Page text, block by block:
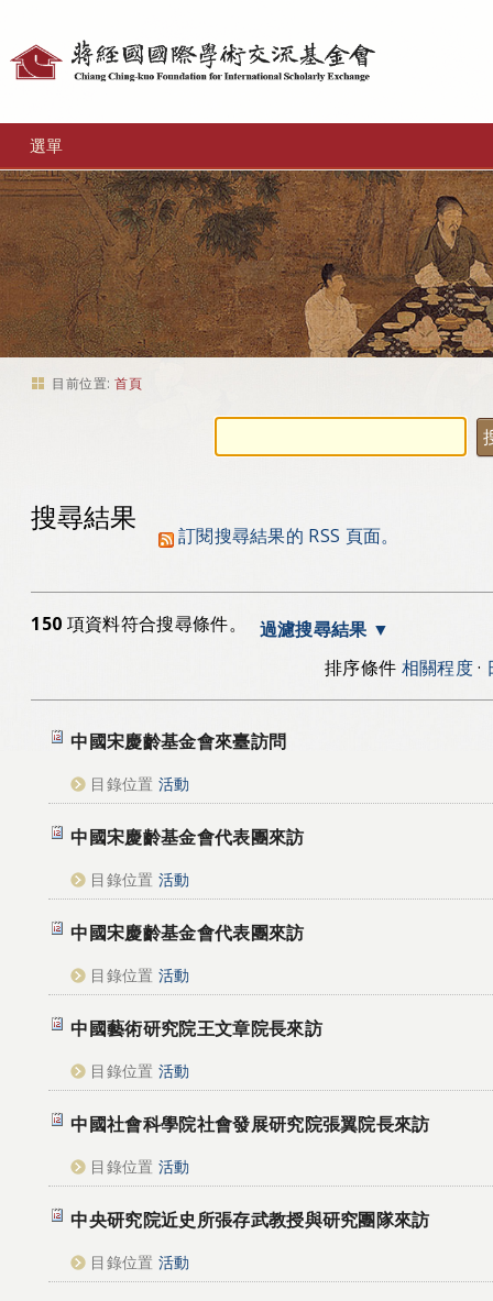
選單
目前位置: 首頁
搜尋結果
訂閱搜尋結果的 RSS 頁面。
150 項資料符合搜尋條件。
過濾搜尋結果
排序條件 相關程度·
中國宋慶齡基金會來臺訪問
目錄位置 活動
中國宋慶齡基金會代表團來訪
目錄位置 活動
中國宋慶齡基金會代表團來訪
目錄位置 活動
中國藝術研究院王文章院長來訪
目錄位置 活動
中國社會科學院社會發展研究院張翼院長來訪
目錄位置 活動
中央研究院近史所張存武教授與研究團隊來訪
目錄位置 活動